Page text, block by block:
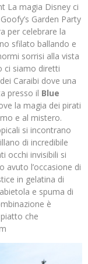
La magia Disney ci
Garden Party
per celebrare la
sfilato ballando e
sorrisi alla vista
ci siamo diretti
Caraibi dove una
presso il Blue
la magia dei pirati
e al mistero.
si incontrano
di incredibile
occhi invisibili si
avuto l’occasione di
in gelatina di
e spuma di
è
che